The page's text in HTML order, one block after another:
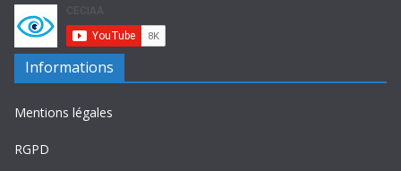
Informations
Mentions légales
RGPD